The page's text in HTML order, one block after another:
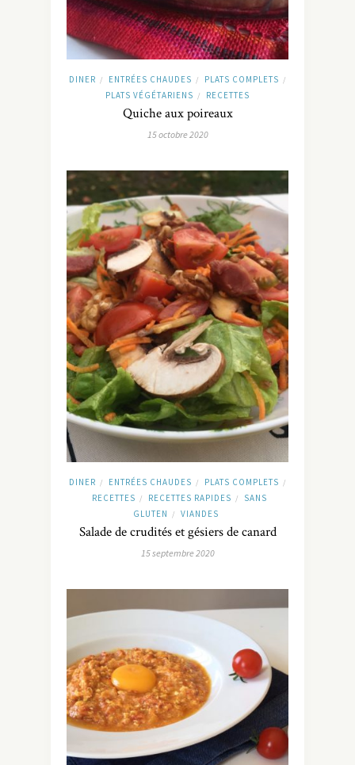
DINER / ENTRÉES CHAUDES / PLATS COMPLETS /
PLATS VÉGÉTARIENS / RECETTES
Quiche aux poireaux
15 octobre 2020
DINER / ENTRÉES CHAUDES / PLATS COMPLETS /
RECETTES / RECETTES RAPIDES /
SANS
GLUTEN
/ VIANDES
Salade de crudités et gésiers de canard
15 septembre 2020